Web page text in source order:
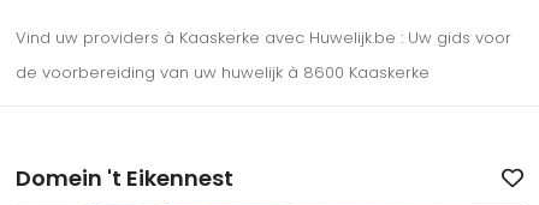
Vind uw providers à Kaaskerke avec Huwelijk.be : Uw gids voor
de voorbereiding van uw huwelijk à 8600 Kaaskerke
Domein 't Eikennest